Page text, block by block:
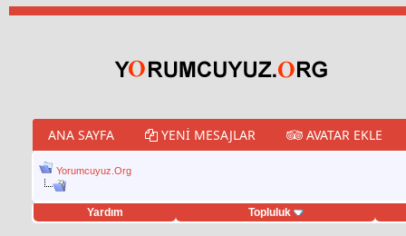
ANA SAYFA YENI MESAJLAR AVATAR EKLE
Yorumcuyuz.Org
Yardım Topluluk